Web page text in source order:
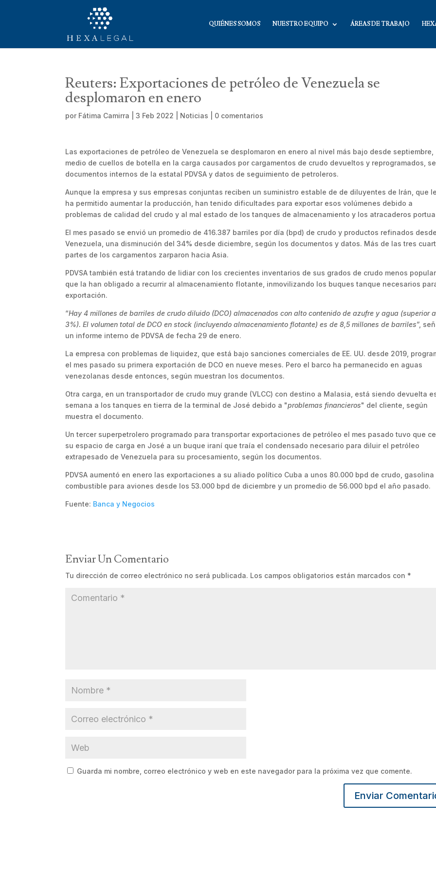
QUIÉNES SOMOS NUESTRO EQUIPO ÁREAS DE TRABAJO
Reuters: Exportaciones de petróleo de Venezuela se
desplomaron en enero
por Fátima Camirra |3 Feb 2022 Noticias 0 comentarios
Las exportaciones de petróleo de Venezuela se desplomaron en enero al nivel más bajo desde septiembre,
medio de cuellos de botella en la carga causados ​​por cargamentos de crudo devueltos y reprogramados,
documentos internos de la estatal PDVSA y datos de seguimiento de petroleros.
Aunque la empresa y sus empresas conjuntas reciben un suministro estable de de diluyentes de Irán, que
ha permitido aumentar la producción, han tenido dificultades para exportar esos volúmenes debido a
problemas de calidad del crudo y al mal estado de los tanques de almacenamiento y los atracaderos
El mes pasado se envió un promedio de 416.387 barriles por día (bpd) de crudo y productos refinados
Venezuela, una disminución del 34% desde diciembre, según los documentos y datos. Más de las tres
partes de los cargamentos zarparon hacia Asia.
PDVSA también está tratando de lidiar con los crecientes inventarios de sus grados de crudo menos
que la han obligado a recurrir al almacenamiento flotante, inmovilizando los buques tanque necesarios
exportación.
“Hay 4 millones de barriles de crudo diluido (DCO) almacenados con alto contenido de azufre y agua (superior
3%). El volumen total de DCO en stock (incluyendo almacenamiento flotante) es de 8,5 millones de barriles”,
un informe interno de PDVSA de fecha 29 de enero.
La empresa con problemas de liquidez, que está bajo sanciones comerciales de EE. UU. desde 2019,
el mes pasado su primera exportación de DCO en nueve meses. Pero el barco ha permanecido en aguas
venezolanas desde entonces, según muestran los documentos.
Otra carga, en un transportador de crudo muy grande (VLCC) con destino a Malasia, está siendo devuelta
semana a los tanques en tierra de la terminal de José debido a "problemas financieros" del cliente, según
muestra el documento.
Un tercer superpetrolero programado para transportar exportaciones de petróleo el mes pasado tuvo que
su espacio de carga en José a un buque iraní que traía el condensado necesario para diluir el petróleo
extrapesado de Venezuela para su procesamiento, según los documentos.
PDVSA aumentó en enero las exportaciones a su aliado político Cuba a unos 80.000 bpd de crudo, gasolina
combustible para aviones desde los 53.000 bpd de diciembre y un promedio de 56.000 bpd el año pasado.
Fuente: Banca y Negocios
Enviar Un Comentario
Tu dirección de correo electrónico no será publicada. Los campos obligatorios están marcados con *
Guarda mi nombre, correo electrónico y web en este navegador para la próxima vez que comente.